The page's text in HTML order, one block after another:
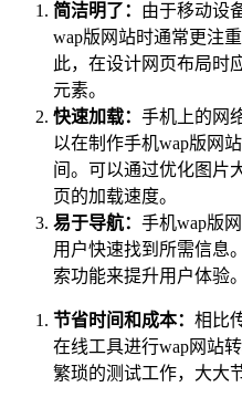
简洁明了： 由于移动设
wap版网站时通常更注
此，在设计网页布局时
元素。
快速加载： 手机上的网
以在制作手机wap版网
间。可以通过优化图片
页的加载速度。
易于导航： 手机wap版
用户快速找到所需信息
索功能来提升用户体验。
节省时间和成本： 相比
在线工具进行wap网站
繁琐的测试工作，大大